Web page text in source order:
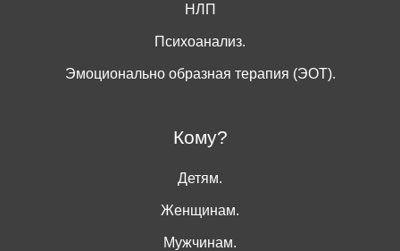
НЛП
Психоанализ.
Эмоционально образная терапия (ЭОТ).
Кому?
Детям.
Женщинам.
Мужчинам.